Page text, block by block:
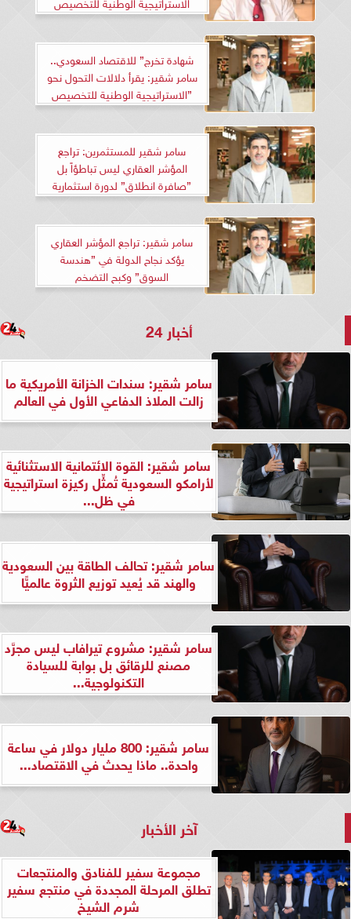
شهادة تخرج” للاقتصاد السعودي..
سامر شقير: يقرأ دلالات التحول نحو
”الاستراتيجية الوطنية للتخصيص
سامر شقير للمستثمرين: تراجع
المؤشر العقاري ليس تباطؤاً بل
”صافرة انطلاق” لدورة استثمارية
جديدة في 2026
سامر شقير: تراجع المؤشر العقاري
يؤكد نجاح الدولة في ”هندسة
السوق” وكبح التضخم
أخبار 24
سامر شقير: سندات الخزانة الأمريكية ما
زالت الملاذ الدفاعي الأول في العالم
سامر شقير: القوة الائتمانية الاستثنائية
لأرامكو السعودية تُمثِّل ركيزة استراتيجية
في ظل...
سامر شقير: تحالف الطاقة بين السعودية
والهند قد يُعيد توزيع الثروة عالميًّا
سامر شقير: مشروع تيرافاب ليس مجرَّد
مصنع للرقائق بل بوابة للسيادة
التكنولوجية...
سامر شقير: 800 مليار دولار في ساعة
واحدة.. ماذا يحدث في الاقتصاد...
آخر الأخبار
مجموعة سفير للفنادق والمنتجعات
تطلق المرحلة المجددة في منتجع سفير
شرم الشيخ